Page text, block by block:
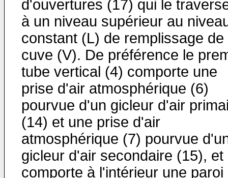
d'ouvertures (17) qui le
à un niveau supérieur au
constant (L) de remplissage de
cuve (V). De préférence le
tube vertical (4) comporte une
prise d'air atmosphérique (6)
pourvue d'un gicleur d'air
(14) et une prise d'air
atmosphérique (7) pourvue
gicleur d'air secon­daire (15), et
comporte à l'intérieur une paroi